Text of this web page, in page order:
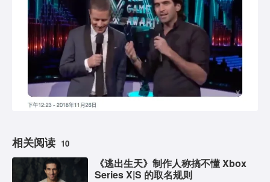
相关阅读 10
《逃出生天》制作人称搞不懂 Xbox
Series X|S 的取名规则